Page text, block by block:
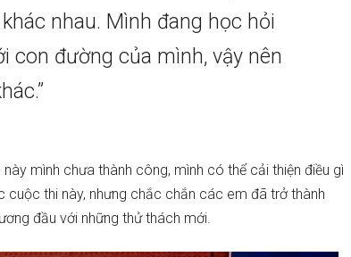
nhau. Mình đang học hỏi
con đường của mình, vậy nên
mình chưa thành công, mình có thể cải thiện điều gì
thi này, nhưng chắc chắn các em đã trở thành
đầu với những thử thách mới.